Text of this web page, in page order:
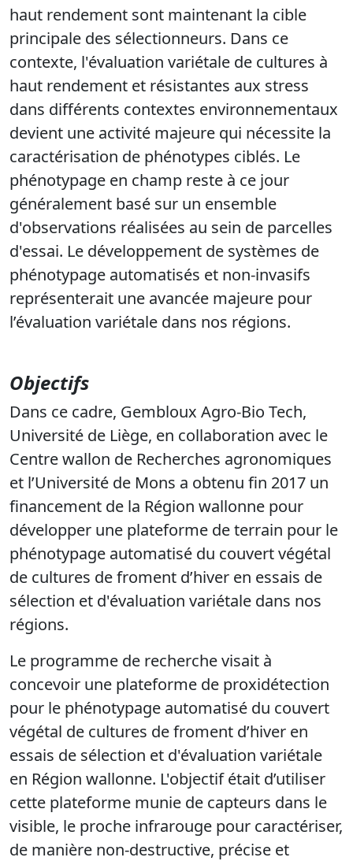
haut rendement sont maintenant la cible
principale des sélectionneurs. Dans ce
contexte, l'évaluation variétale de cultures à
haut rendement et résistantes aux stress
dans différents contextes environnementaux
devient une activité majeure qui nécessite la
caractérisation de phénotypes ciblés. Le
phénotypage en champ reste à ce jour
généralement basé sur un ensemble
d'observations réalisées au sein de parcelles
d'essai. Le développement de systèmes de
phénotypage automatisés et non-invasifs
représenterait une avancée majeure pour
l’évaluation variétale dans nos régions.
Objectifs
Dans ce cadre, Gembloux Agro-Bio Tech,
Université de Liège, en collaboration avec le
Centre wallon de Recherches agronomiques
et l’Université de Mons a obtenu fin 2017 un
financement de la Région wallonne pour
développer une plateforme de terrain pour le
phénotypage automatisé du couvert végétal
de cultures de froment d’hiver en essais de
sélection et d'évaluation variétale dans nos
régions.
Le programme de recherche visait à
concevoir une plateforme de proxidétection
pour le phénotypage automatisé du couvert
végétal de cultures de froment d’hiver en
essais de sélection et d'évaluation variétale
en Région wallonne. L'objectif était d’utiliser
cette plateforme munie de capteurs dans le
visible, le proche infrarouge pour caractériser,
de manière non-destructive, précise et